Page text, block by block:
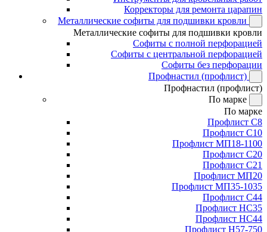
Корректоры для ремонта царапин
Металлические софиты для подшивки кровли
Металлические софиты для подшивки кровли
Софиты с полной перфорацией
Софиты с центральной перфорацией
Софиты без перфорации
Профнастил (профлист)
Профнастил (профлист)
По марке
По марке
Профлист С8
Профлист С10
Профлист МП18-1100
Профлист С20
Профлист С21
Профлист МП20
Профлист МП35-1035
Профлист С44
Профлист НС35
Профлист НС44
Профлист Н57-750